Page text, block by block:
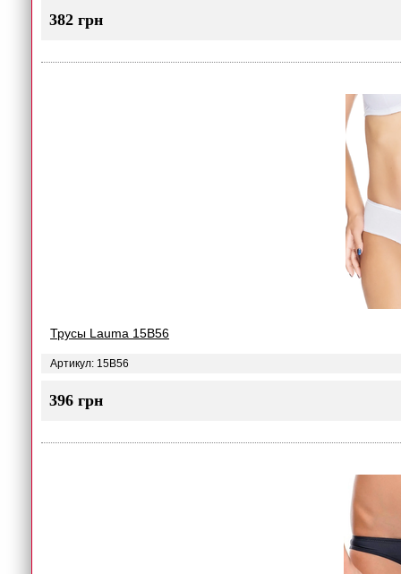
382 грн
Трусы Lauma 15B56
Артикул: 15B56
396 грн